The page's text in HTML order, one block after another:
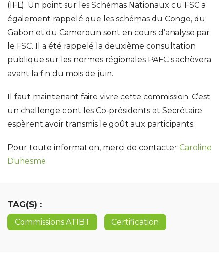
(IFL). Un point sur les Schémas Nationaux du FSC a
également rappelé que les schémas du Congo, du
Gabon et du Cameroun sont en cours d’analyse par
le FSC. Il a été rappelé la deuxième consultation
publique sur les normes régionales PAFC s’achèvera
avant la fin du mois de juin.
Il faut maintenant faire vivre cette commission. C’est
un challenge dont les Co-présidents et Secrétaire
espèrent avoir transmis le goût aux participants.
Pour toute information, merci de contacter Caroline
Duhesme
TAG(S) :
Commissions ATIBT Certification